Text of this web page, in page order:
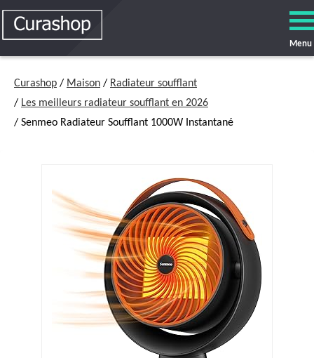
Menu
Curashop / Maison / Radiateur soufflant
/ Les meilleurs radiateur soufflant en 2026
/ Senmeo Radiateur Soufflant 1000W Instantané